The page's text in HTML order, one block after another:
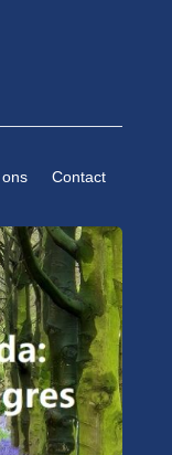
Contact